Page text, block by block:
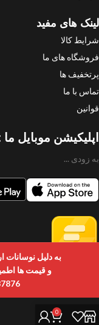
به دلیل نوسانات
لینک های مفید
شرایط کالا
فروشگاه های ما
پرتخفیف ها
تماس با ما
قوانین
اپلیکیشن موبایل ما
به زودی ...
0